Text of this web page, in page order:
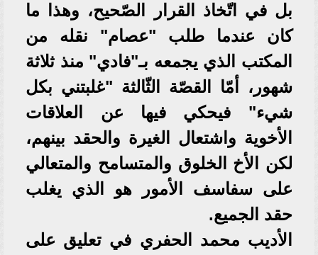
بل في اتّخاذ القرار الصّحيح، وهذا ما
كان عندما طلب "عصام" نقله من
المكتب الذي يجمعه بـ"فادي" منذ ثلاثة
شهور، أمّا القصّة الثّالثة "غلبتني بكل
شيء" فيحكي فيها عن العلاقات
الأخوية واشتعال الغيرة والحقد بينهم،
لكن الأخ الخلوق والمتسامح والمتعالي
على سفاسف الأمور هو الذي يغلب
حقد الجميع.
الأديب محمد الحفري في تعليق على